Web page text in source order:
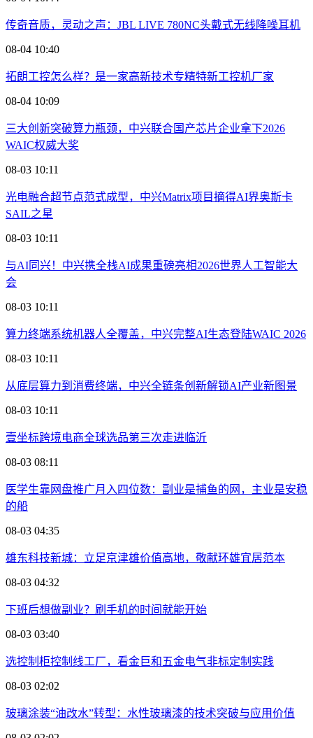
传奇音质，灵动之声：JBL LIVE 780NC头戴式无线降噪耳机
08-04 10:40
拓朗工控怎么样？是一家高新技术专精特新工控机厂家
08-04 10:09
三大创新突破算力瓶颈，中兴联合国产芯片企业拿下2026
WAIC权威大奖
08-03 10:11
光电融合超节点范式成型，中兴Matrix项目摘得AI界奥斯卡
SAIL之星
08-03 10:11
与AI同兴！中兴携全栈AI成果重磅亮相2026世界人工智能大
会
08-03 10:11
算力终端系统机器人全覆盖，中兴完整AI生态登陆WAIC 2026
08-03 10:11
从底层算力到消费终端，中兴全链条创新解锁AI产业新图景
08-03 10:11
壹坐标跨境电商全球选品第三次走进临沂
08-03 08:11
医学生靠网盘推广月入四位数：副业是捕鱼的网，主业是安稳
的船
08-03 04:35
雄东科技新城：立足京津雄价值高地，敬献环雄宜居范本
08-03 04:32
下班后想做副业？刷手机的时间就能开始
08-03 03:40
选控制柜控制线工厂，看金巨和五金电气非标定制实践
08-03 02:02
玻璃涂装“油改水”转型：水性玻璃漆的技术突破与应用价值